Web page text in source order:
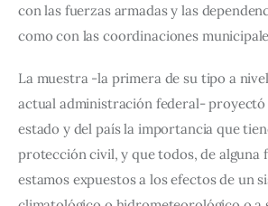
con las fuerzas armadas y las
como con las coordinaciones
La muestra -la primera de su tipo a
actual administración federal- proyectó
estado y del país la importancia que
protección civil, y que todos, de alguna
estamos expuestos a los efectos de un